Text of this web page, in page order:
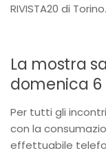
RIVISTA20 di Torino.
La mostra
domenica 6
Per tutti gli
con la
effettuabile